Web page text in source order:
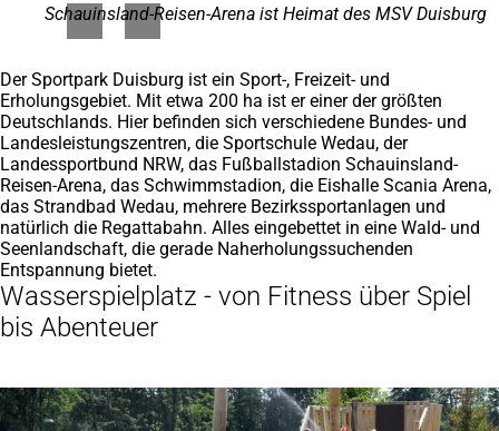
Schauinsland-Reisen-Arena ist Heimat des MSV Duisburg
Der Sportpark Duisburg ist ein Sport-, Freizeit- und
Erholungsgebiet. Mit etwa 200 ha ist er einer der größten
Deutschlands. Hier befinden sich verschiedene Bundes- und
Landesleistungszentren, die Sportschule Wedau, der
Landessportbund NRW, das Fußballstadion Schauinsland-
Reisen-Arena, das Schwimmstadion, die Eishalle Scania Arena,
das Strandbad Wedau, mehrere Bezirkssportanlagen und
natürlich die Regattabahn. Alles eingebettet in eine Wald- und
Seenlandschaft, die gerade Naherholungssuchenden
Entspannung bietet.
Wasserspielplatz - von Fitness über Spiel
bis Abenteuer